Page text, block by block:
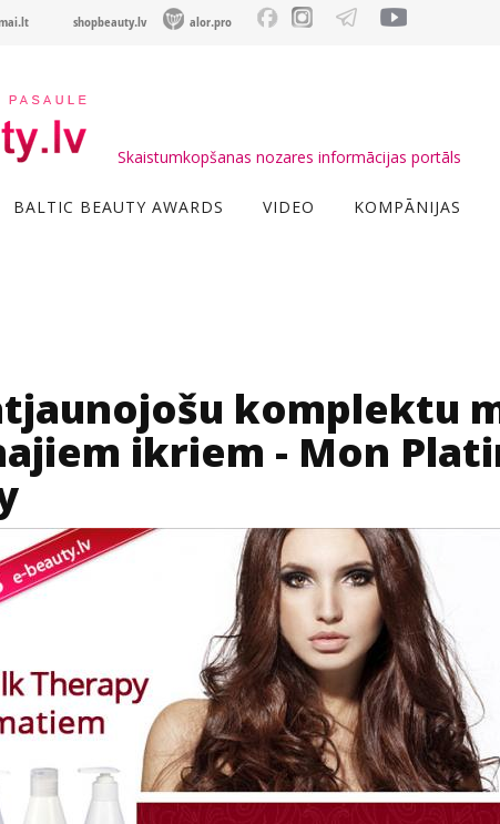
shopbeauty.lv alor.pro
Skaistumkopšanas nozares informācijas portāls
BALTIC BEAUTY AWARDS VIDEO KOMPĀNIJAS
komplektu
ikriem - Mon